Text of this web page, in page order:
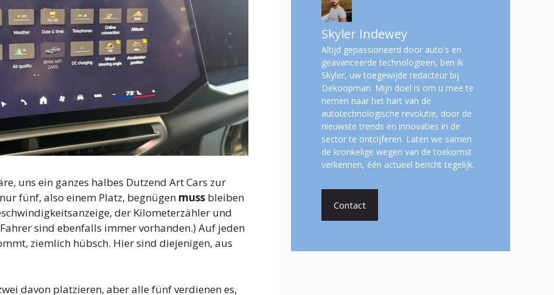
uns ein ganzes halbes Dutzend Art Cars zur
fünf, also einem Platz, begnügen muss bleiben
der Kilometerzähler und
sind ebenfalls immer vorhanden.) Auf jeden
ziemlich hübsch. Hier sind diejenigen, aus
davon platzieren, aber alle fünf verdienen es,
Skyler Indewey
Altijd gepassioneerd door auto's en
geavanceerde technologieën, ben ik
Skyler, uw toegewijde redacteur bij
Dekoopman. Mijn doel is om u mee te
nemen naar het hart van de
autotechnologische revolutie, door de
nieuwste trends en innovaties in de
sector te ontcijferen. Laten we samen
de kronkelige wegen van de toekomst
verkennen, één actueel bericht tegelijk.
Contact